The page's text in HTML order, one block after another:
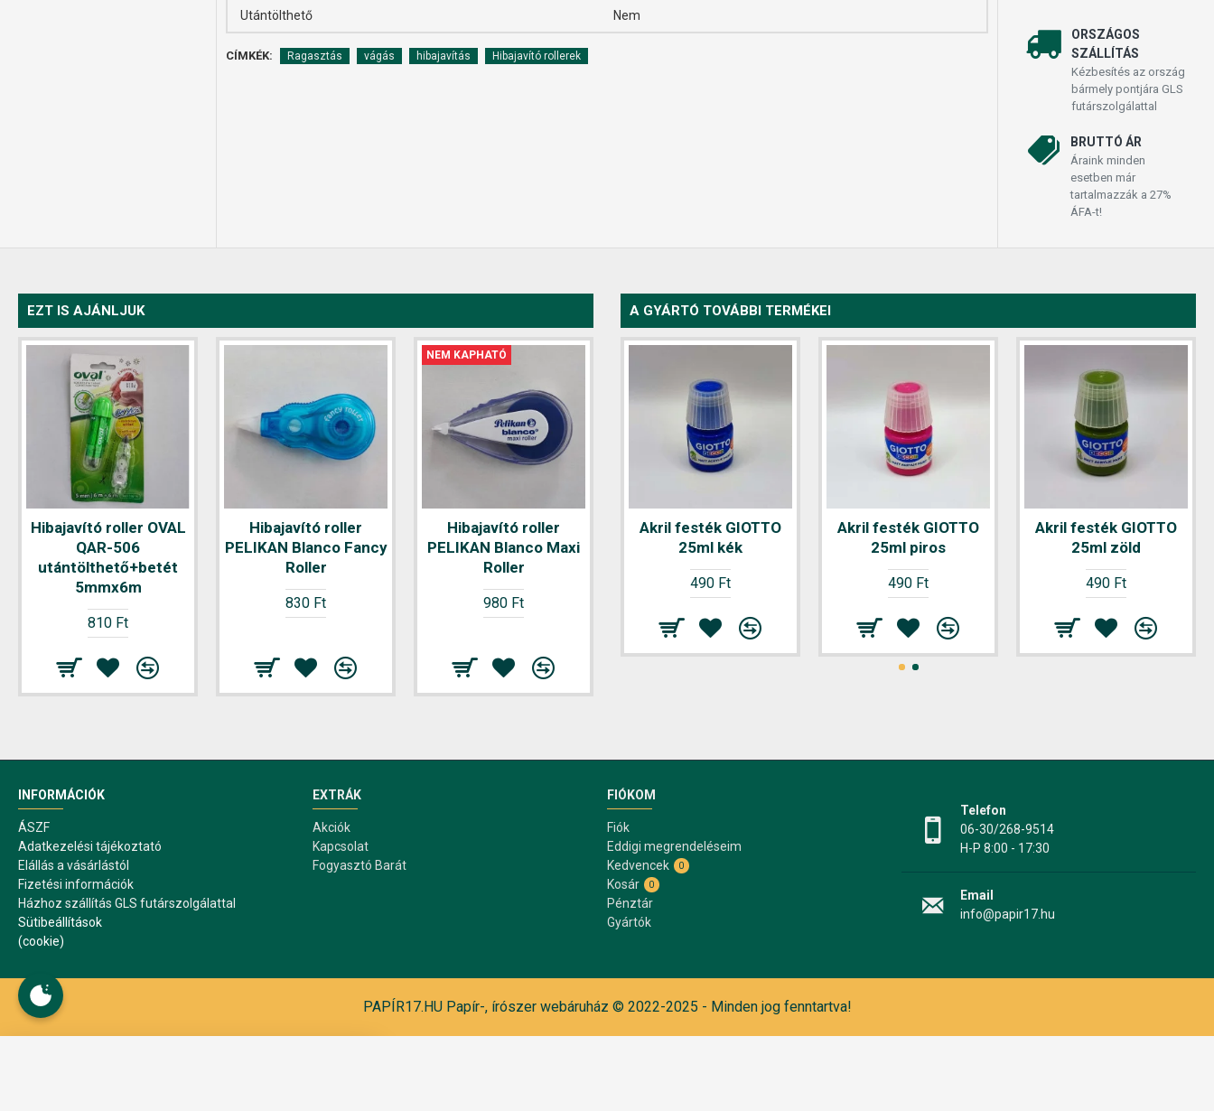
Utántölthető Nem
CÍMKÉK: Ragasztás vágás hibajavítás Hibajavító rollerek
ORSZÁGOS
SZÁLLÍTÁS
Kézbesítés az ország
bármely pontjára GLS
futárszolgálattal
BRUTTÓ ÁR
Áraink minden
esetben már
tartalmazzák a 27%
ÁFA-t!
EZT IS AJÁNLJUK
Hibajavító roller OVAL
QAR-506
utántölthető+betét
5mmx6m
810 Ft
Hibajavító roller
PELIKAN Blanco Fancy
Roller
830 Ft
NEM KAPHATÓ
Hibajavító roller
PELIKAN Blanco Maxi
Roller
980 Ft
A GYÁRTÓ TOVÁBBI TERMÉKEI
Akril festék GIOTTO
25ml kék
490 Ft
Akril festék GIOTTO
25ml piros
490 Ft
Akril festék GIOTTO
25ml zöld
490 Ft
INFORMÁCIÓK
ÁSZF
Adatkezelési tájékoztató
Elállás a vásárlástól
Fizetési információk
Házhoz szállítás GLS futárszolgálattal
Sütibeállítások
(cookie)
EXTRÁK
Akciók
Kapcsolat
Fogyasztó Barát
FIÓKOM
Fiók
Eddigi megrendeléseim
Kedvencek
0
Kosár 0
Pénztár
Gyártók
Telefon
06-30/268-9514
H-P 8:00 - 17:30
Email
info@papir17.hu
PAPÍR17.HU Papír-, írószer webáruház © 2022-2025 - Minden jog fenntartva!